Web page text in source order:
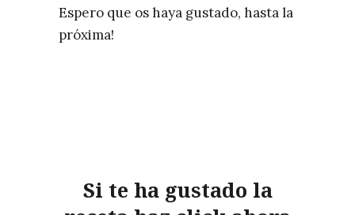
Espero que os haya gustado, hasta la
próxima!
Si te ha gustado la